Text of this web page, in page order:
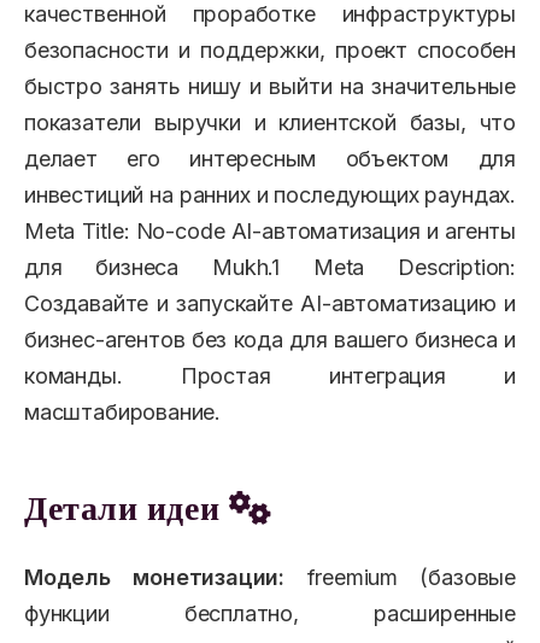
качественной проработке инфраструктуры
безопасности и поддержки, проект способен
быстро занять нишу и выйти на значительные
показатели выручки и клиентской базы, что
делает его интересным объектом для
инвестиций на ранних и последующих раундах.
Meta Title: No-code AI-автоматизация и агенты
для бизнеса Mukh.1 Meta Description:
Создавайте и запускайте AI-автоматизацию и
бизнес-агентов без кода для вашего бизнеса и
команды. Простая интеграция и
масштабирование.
Детали идеи
Модель монетизации: freemium (базовые
функции бесплатно, расширенные